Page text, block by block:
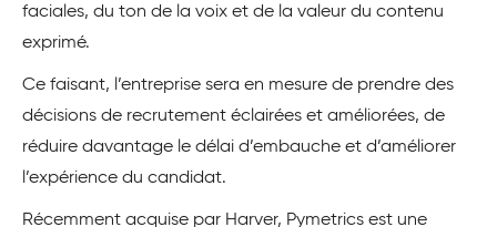
faciales, du ton de la voix et de la valeur du contenu
exprimé.
Ce faisant, l’entreprise sera en mesure de prendre des
décisions de recrutement éclairées et améliorées, de
réduire davantage le délai d’embauche et d’améliorer
l’expérience du candidat.
Récemment acquise par Harver, Pymetrics est une